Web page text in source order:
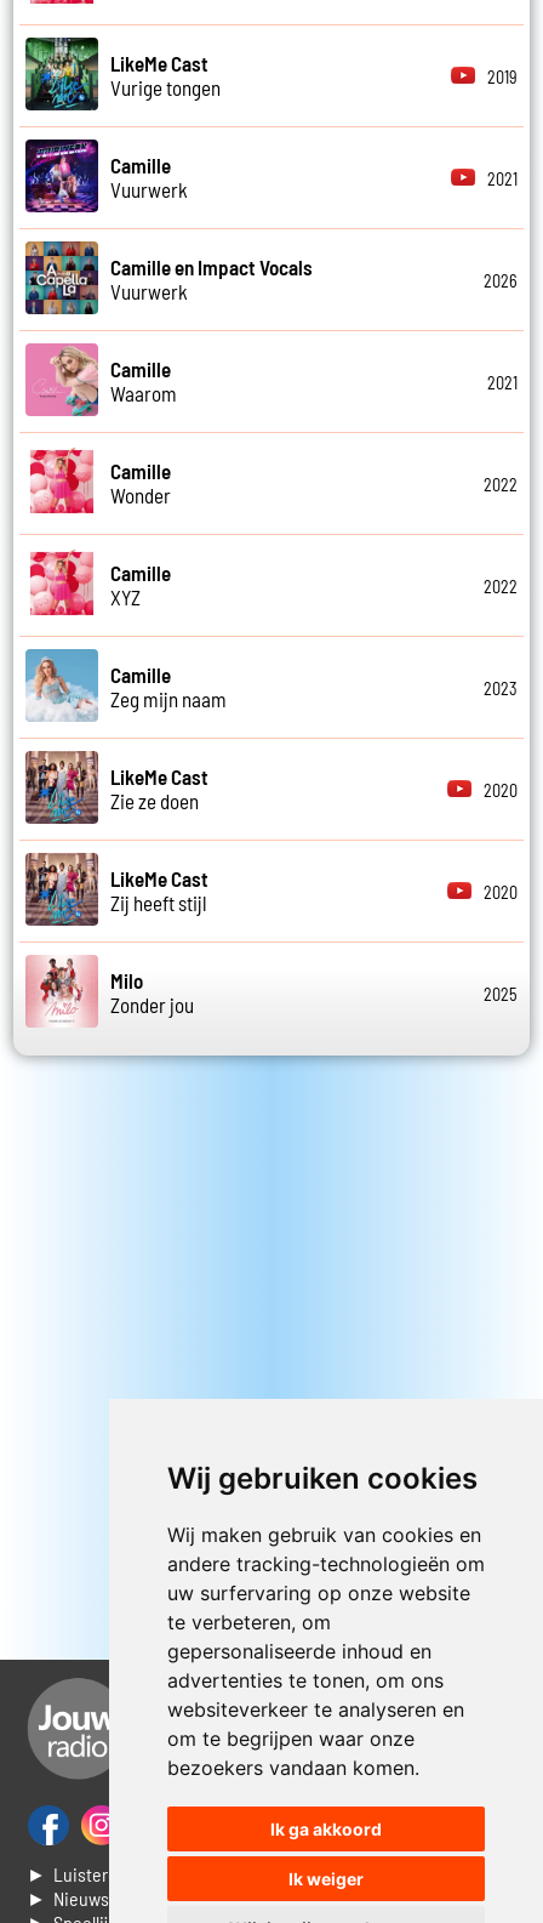
Wij gebruiken cookies
Wij maken gebruik van cookies en
andere tracking-technologieën om
uw surfervaring op onze website
te verbeteren, om
gepersonaliseerde inhoud en
advertenties te tonen, om ons
websiteverkeer te analyseren en
om te begrijpen waar onze
bezoekers vandaan komen.
Ik ga akkoord
Ik weiger
LikeMe Cast
Vurige tongen
2019
Camille
Vuurwerk
2021
Camille en Impact Vocals
Vuurwerk
2026
Camille
Waarom
2021
Camille
Wonder
2022
Camille
XYZ
2022
Camille
Zeg mijn naam
2023
LikeMe Cast
Zie ze doen
2020
LikeMe Cast
Zij heeft stijl
2020
Milo
Zonder jou
2025
► Luisteren naar Jouwradio
► Nieuws